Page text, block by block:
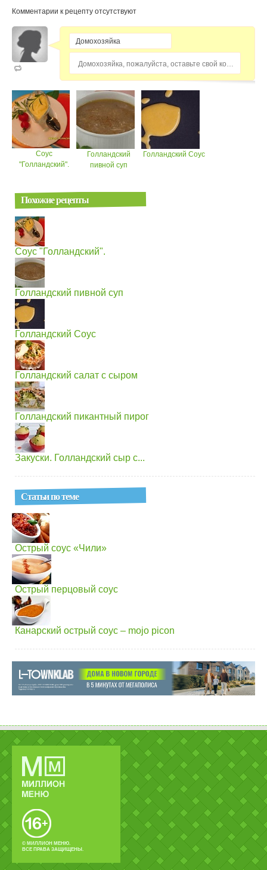
Комментарии к рецепту отсутствуют
Домохозяйка, пожалуйста, оставьте свой комментарий...
Соус
"Голландский".
Голландский
пивной суп
Голландский Cоус
Похожие рецепты
Соус "Голландский".
Голландский пивной суп
Голландский Cоус
Голландский салат с сыром
Голландский пикантный пирог
Закуски. Голландский сыр с...
Статьи по теме
Острый соус «Чили»
Острый перцовый соус
Канарский острый соус – mojo picon
© МИЛЛИОН МЕНЮ.
ВСЕ ПРАВА ЗАЩИЩЕНЫ.